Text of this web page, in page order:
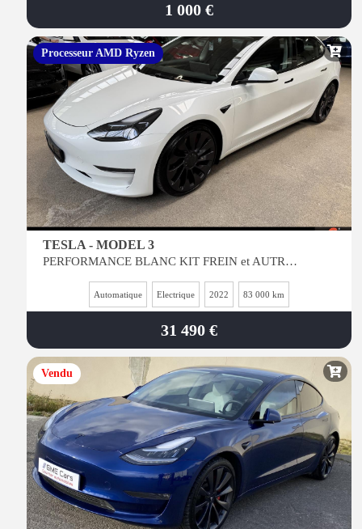
1 000 €
Processeur AMD Ryzen
TESLA - MODEL 3
PERFORMANCE BLANC KIT FREIN et AUTRES PERSO- INT NOIR - AUTRE CONFIG NOUS CONSULTER
Automatique Electrique 2022 83 000 km
31 490 €
Vendu